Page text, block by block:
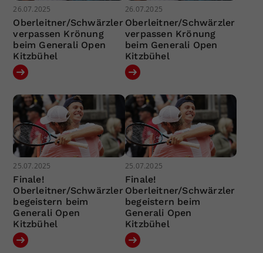
26.07.2025
Oberleitner/Schwärzler
verpassen Krönung
beim Generali Open
Kitzbühel
26.07.2025
Oberleitner/Schwärzler
verpassen Krönung
beim Generali Open
Kitzbühel
25.07.2025
Finale!
Oberleitner/Schwärzler
begeistern beim
Generali Open
Kitzbühel
25.07.2025
Finale!
Oberleitner/Schwärzler
begeistern beim
Generali Open
Kitzbühel